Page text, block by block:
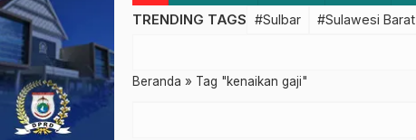
TRENDING TAGS #Sulbar #Sulawesi Barat
Beranda » Tag "kenaikan gaji"